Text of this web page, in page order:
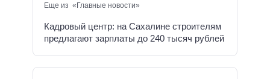
Еще из «Главные новости»
Кадровый центр: на Сахалине строителям
предлагают зарплаты до 240 тысяч рублей